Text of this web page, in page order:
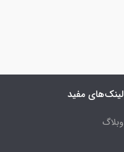
لینک‌های مفید
وبلاگ